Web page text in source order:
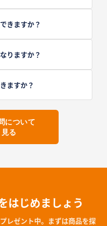
きますか？
りますか？
ますか？
について
る
はじめましょう
レゼント中。まずは商品を探